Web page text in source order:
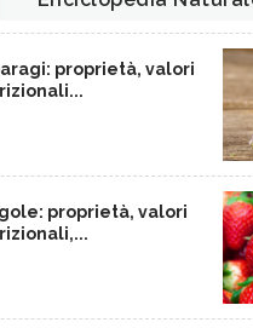
proprietà, valori
proprietà, valori